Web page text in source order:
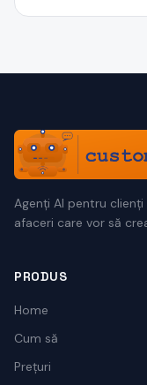
Agenți AI pentru
afaceri care vor să
PRODUS
Home
Cum să
Prețuri